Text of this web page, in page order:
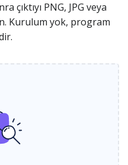
çıktıyı PNG, JPG veya
Kurulum yok, program